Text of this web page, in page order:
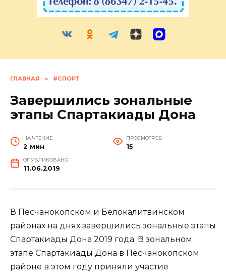
ГЛАВНАЯ » #СПОРТ
Завершились зональные
этапы Спартакиады Дона
НА ЧТЕНИЕ
2 мин
ПРОСМОТРОВ
15
ОПУБЛИКОВАНО
11.06.2019
В Песчанокопском и Белокалитвинском
районах на днях завершились зональные этапы
Спартакиады Дона 2019 года. В зональном
этапе Спартакиады Дона в Песчанокопском
районе в этом году приняли участие